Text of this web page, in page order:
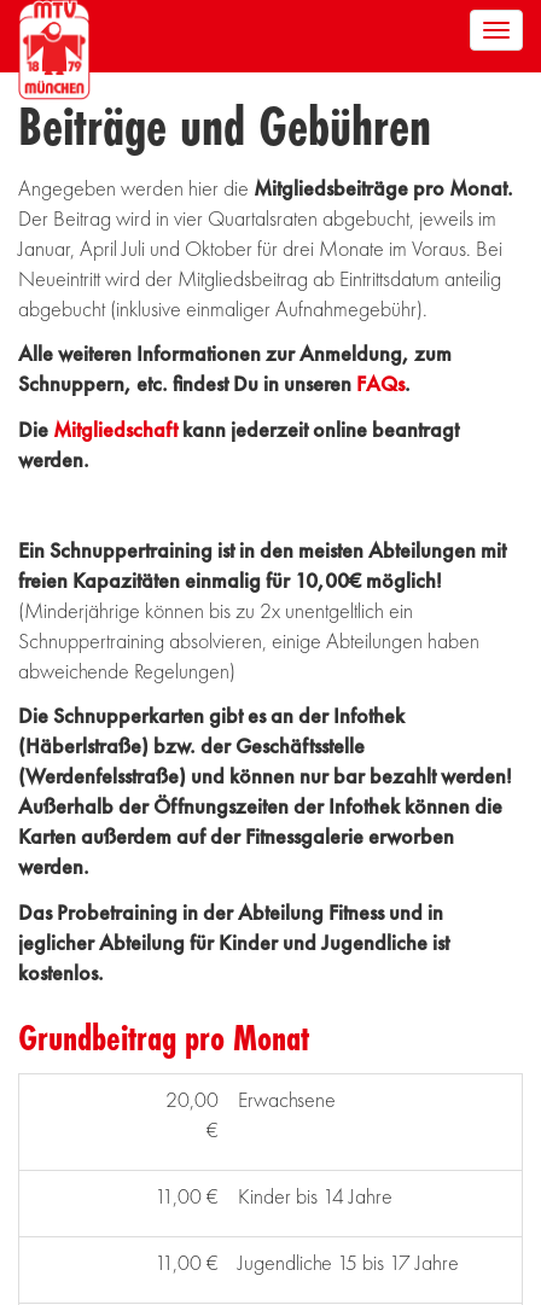
Beiträge und Gebühren
Angegeben werden hier die Mitgliedsbeiträge pro Monat.
Der Beitrag wird in vier Quartalsraten abgebucht, jeweils im
Januar, April Juli und Oktober für drei Monate im Voraus. Bei
Neueintritt wird der Mitgliedsbeitrag ab Eintrittsdatum anteilig
abgebucht (inklusive einmaliger Aufnahmegebühr).
Alle weiteren Informationen zur Anmeldung, zum
Schnuppern, etc. findest Du in unseren FAQs.
Die Mitgliedschaftkann jederzeit online beantragt
werden.
Ein Schnuppertraining ist in den meisten Abteilungen mit
freien Kapazitäten einmalig für 10,00€ möglich!
(Minderjährige können bis zu 2x unentgeltlich ein
Schnuppertraining absolvieren, einige Abteilungen haben
abweichende Regelungen)
Die Schnupperkarten gibt es an der Infothek
(Häberlstraße) bzw. der Geschäftsstelle
(Werdenfelsstraße) und können nur bar bezahlt werden!
Außerhalb der Öffnungszeiten der Infothek können die
Karten außerdem auf der Fitnessgalerie erworben
werden.
Das Probetraining in der Abteilung Fitness und in
jeglicher Abteilung für Kinder und Jugendliche ist
kostenlos.
Grundbeitrag pro Monat
20,00
€
Erwachsene
11,00 € Kinder bis 14 Jahre
11,00 € Jugendliche 15 bis 17 Jahre